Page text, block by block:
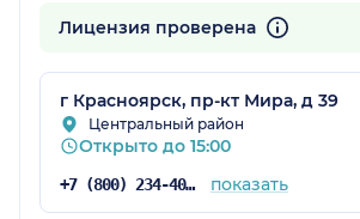
Лицензия проверена
г Красноярск, пр-кт Мира, д 39
Центральный район
Открыто до 15:00
+7 (800) 234-40-50 показать